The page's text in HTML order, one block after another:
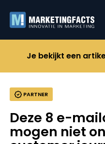
Je bekijkt een
PARTNER
Deze 8 e-
mogen niet